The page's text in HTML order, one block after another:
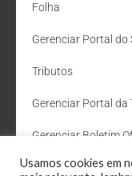
Folha
Gerenciar Portal do
Tributos
Gerenciar Portal da
Gerenciar Boletim
Departamento de
Usamos cookies em